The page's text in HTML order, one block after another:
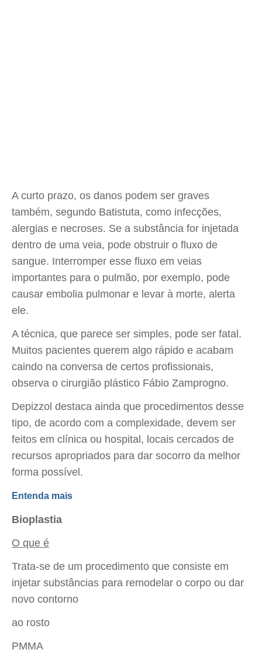
A curto prazo, os danos podem ser graves
também, segundo Batistuta, como infecções,
alergias e necroses. Se a substância for injetada
dentro de uma veia, pode obstruir o fluxo de
sangue. Interromper esse fluxo em veias
importantes para o pulmão, por exemplo, pode
causar embolia pulmonar e levar à morte, alerta
ele.
A técnica, que parece ser simples, pode ser fatal.
Muitos pacientes querem algo rápido e acabam
caindo na conversa de certos profissionais,
observa o cirurgião plástico Fábio Zamprogno.
Depizzol destaca ainda que procedimentos desse
tipo, de acordo com a complexidade, devem ser
feitos em clínica ou hospital, locais cercados de
recursos apropriados para dar socorro da melhor
forma possível.
Entenda mais
Bioplastia
O que é
Trata-se de um procedimento que consiste em
injetar substâncias para remodelar o corpo ou dar
novo contorno
ao rosto
PMMA